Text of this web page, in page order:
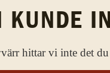
KUNDE
hittar vi inte det du